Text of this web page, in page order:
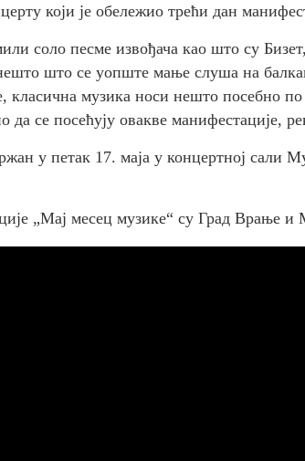
који је обележио трећи дан
соло песме извођача као што су
што се уопште мање слуша на
класична музика носи нешто посебно
да се посећују овакве манифестације,
у петак 17. маја у концертној сали
„Мај месец музике“ су Град Врање и